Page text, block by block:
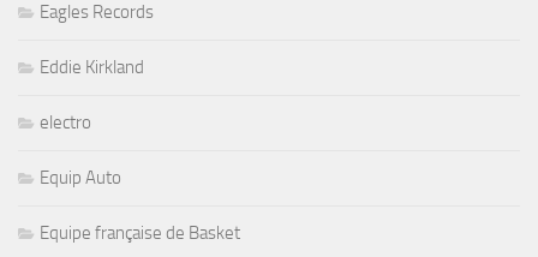
Eagles Records
Eddie Kirkland
electro
Equip Auto
Equipe française de Basket